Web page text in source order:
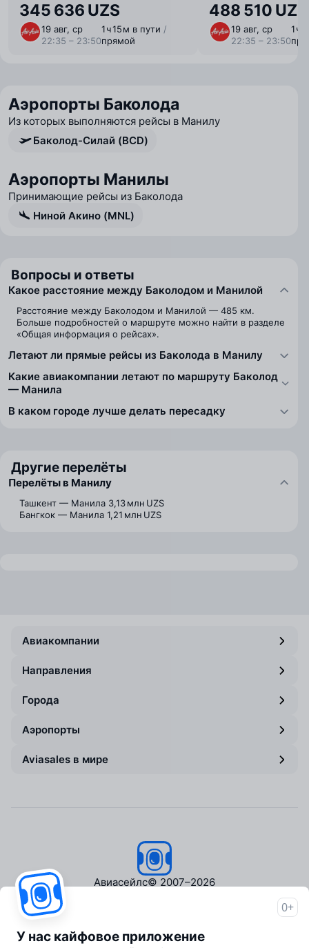
345 636 UZS
19 авг, ср
22:35 – 23:50
1 ⁠ч 15 ⁠м в пути /
прямой
488 510 UZS
19 авг, ср
22:35 – 23:50
1 ⁠ч
Аэропорты Баколода
Из которых выполняются рейсы в Манилу
Баколод-Силай (BCD)
Аэропорты Манилы
Принимающие рейсы из Баколода
Ниной Акино (MNL)
Вопросы и ответы
Какое расстояние между Баколодом и Манилой
Расстояние между Баколодом и Манилой — 485 км.
Больше подробностей о маршруте можно найти в разделе
«Общая информация о рейсах».
Летают ли прямые рейсы из Баколода в Манилу
Какие авиакомпании летают по маршруту Баколод
— Манила
В каком городе лучше делать пересадку
Другие перелёты
Перелёты в Манилу
Ташкент — Манила 3,13 млн UZS
Бангкок — Манила 1,21 млн UZS
Авиакомпании
Направления
Города
Аэропорты
Aviasales в мире
Авиасейлс© 2007–2026
Пресс‑центр
0+
У нас кайфовое приложение